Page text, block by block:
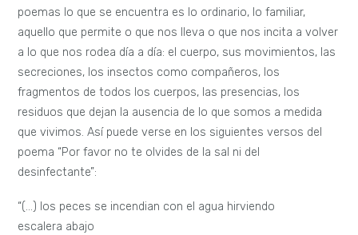
poemas lo que se encuentra es lo ordinario, lo familiar,
aquello que permite o que nos lleva o que nos incita a volver
a lo que nos rodea día a día: el cuerpo, sus movimientos, las
secreciones, los insectos como compañeros, los
fragmentos de todos los cuerpos, las presencias, los
residuos que dejan la ausencia de lo que somos a medida
que vivimos. Así puede verse en los siguientes versos del
poema “Por favor no te olvides de la sal ni del
desinfectante”:
“(…) los peces se incendian con el agua hirviendo
escalera abajo